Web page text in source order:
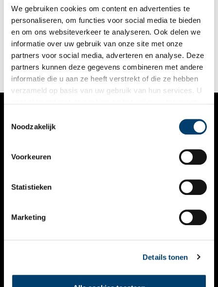
We gebruiken cookies om content en advertenties te
personaliseren, om functies voor social media te bieden
en om ons websiteverkeer te analyseren. Ook delen we
informatie over uw gebruik van onze site met onze
partners voor social media, adverteren en analyse. Deze
partners kunnen deze gegevens combineren met andere
informatie die u aan ze heeft verstrekt of die ze hebben
verzameld op basis van uw gebruik van hun services. U
Noodzakelijk
Voorkeuren
Statistieken
Marketing
Details tonen
Vikingen zijn naar Wieringen komen zeilen. Dit eiland was een
tussenstop op hun (roof)tochten. De zilverschat van een Viking
is op Wieringen opgegraven. Meer weten? Kom naar het Viking
Informatiecentrum in Den Oever.
VERHALEN
KALENDER
THEMA’S
VIDEO’S
CONTACT